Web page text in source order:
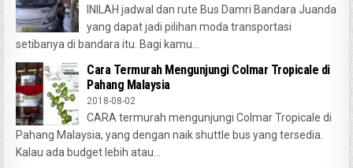
INILAH jadwal dan rute Bus Damri Bandara Juanda
yang dapat jadi pilihan moda transportasi
setibanya di bandara itu. Bagi kamu...
Cara Termurah Mengunjungi Colmar Tropicale di
Pahang Malaysia
2018-08-02
CARA termurah mengunjungi Colmar Tropicale di
Pahang Malaysia, yang dengan naik shuttle bus yang tersedia.
Kalau ada budget lebih atau...